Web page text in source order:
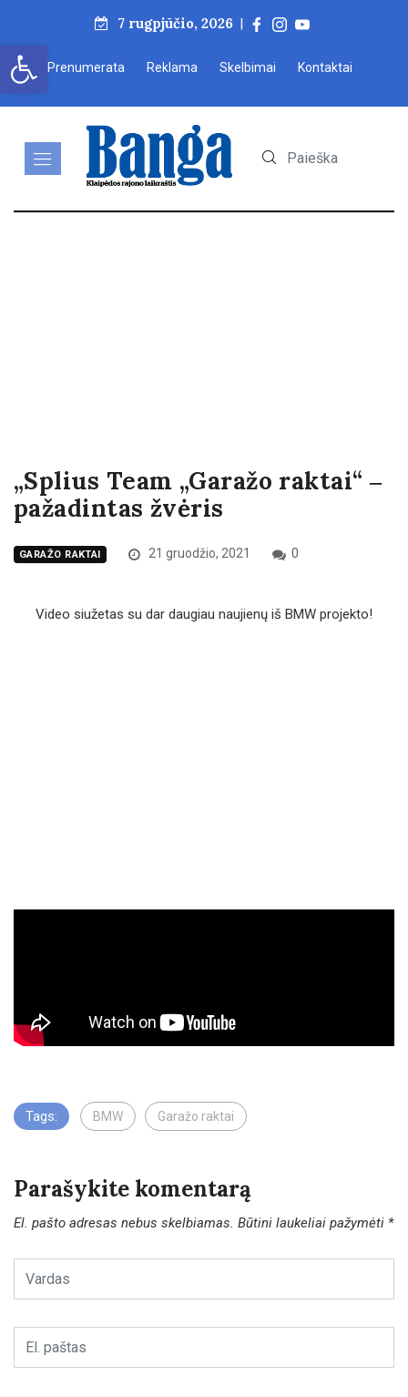
Open toolbar
7 rugpjūčio, 2026 |
Prenumerata Reklama Skelbimai Kontaktai
„Splius Team „Garažo raktai“ ‒
pažadintas žvėris
GARAŽO RAKTAI 21 gruodžio, 2021 0
Video siužetas su dar daugiau naujienų iš BMW projekto!
Tags: BMW Garažo raktai
Parašykite komentarą
El. pašto adresas nebus skelbiamas. Būtini laukeliai pažymėti *